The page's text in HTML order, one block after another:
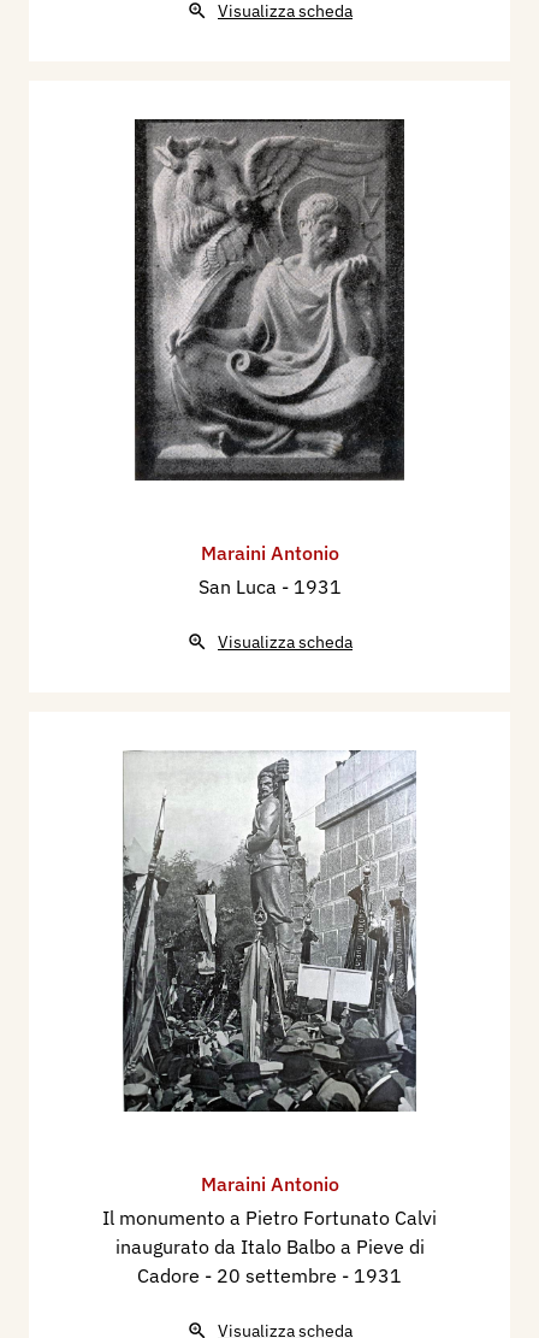
Visualizza scheda
Maraini Antonio
San Luca - 1931
Visualizza scheda
Maraini Antonio
Il monumento a Pietro Fortunato Calvi
inaugurato da Italo Balbo a Pieve di
Cadore - 20 settembre - 1931
Visualizza scheda